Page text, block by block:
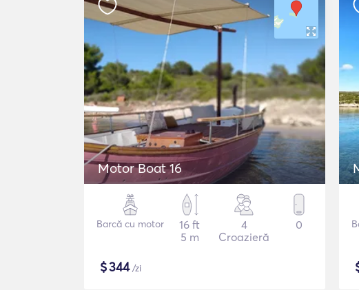
Motor Boat 16
Barcă cu motor
16 ft
5 m
4
Croazieră
0
$344/zi